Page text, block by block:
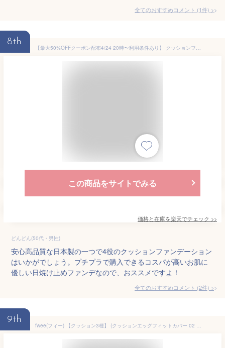
全てのおすすめコメント (1件) >
8th
【最大50%OFFクーポン配布4/24 20時〜利用条件あり】 クッションファンデーション 日本製 SPF30 +++ クッションファンデ W幹細胞 スーパーモイスト ナチュラル ライト 日焼け止め 化粧下地 保湿 1000円ポッキリ
この商品をサイトでみる
価格と在庫を楽天でチェック >>
どんどん(50代・男性)
安心高品質な日本製の一つで4役のクッションファンデーション
はいかがでしょう。プチプラで購入できるコスパが高いお肌に
優しい日焼け止めファンデなので、おススメですよ！
全てのおすすめコメント (2件) >
9th
fwee(フィー) 【クッション3種】 (クッションエッグフィットカバー 02 ヌード)